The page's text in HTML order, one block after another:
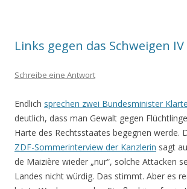
Links gegen das Schweigen IV
Schreibe eine Antwort
Endlich sprechen zwei Bundesminister
deutlich, dass man Gewalt gegen
Härte des Rechtsstaates begegnen werde.
ZDF-Sommerinterview der Kanzlerin sagt
de Maizière wieder „nur“, solche Attacken
Landes nicht würdig. Das stimmt. Aber es